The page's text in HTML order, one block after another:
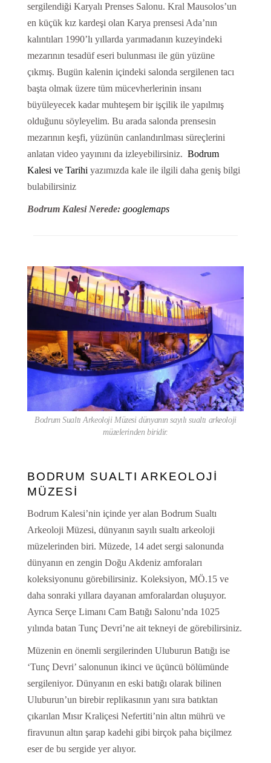
sergilendiği Karyalı Prenses Salonu. Kral Mausolos’un
en küçük kız kardeşi olan Karya prensesi Ada’nın
kalıntıları 1990’lı yıllarda yarımadanın kuzeyindeki
mezarının tesadüf eseri bulunması ile gün yüzüne
çıkmış. Bugün kalenin içindeki salonda sergilenen tacı
başta olmak üzere tüm mücevherlerinin insanı
büyüleyecek kadar muhteşem bir işçilik ile yapılmış
olduğunu söyleyelim. Bu arada salonda prensesin
mezarının keşfi, yüzünün canlandırılması süreçlerini
anlatan video yayınını da izleyebilirsiniz. Bodrum
Kalesi ve Tarihi yazımızda kale ile ilgili daha geniş bilgi
bulabilirsiniz
Bodrum Kalesi Nerede: googlemaps
Bodrum Sualtı Arkeoloji Müzesi dünyanın sayılı sualtı arkeoloji
müzelerinden biridir.
BODRUM SUALTI ARKEOLOJİ
MÜZESİ
Bodrum Kalesi’nin içinde yer alan Bodrum Sualtı
Arkeoloji Müzesi, dünyanın sayılı sualtı arkeoloji
müzelerinden biri. Müzede, 14 adet sergi salonunda
dünyanın en zengin Doğu Akdeniz amforaları
koleksiyonunu görebilirsiniz. Koleksiyon, MÖ.15 ve
daha sonraki yıllara dayanan amforalardan oluşuyor.
Ayrıca Serçe Limanı Cam Batığı Salonu’nda 1025
yılında batan Tunç Devri’ne ait tekneyi de görebilirsiniz.
Müzenin en önemli sergilerinden Uluburun Batığı ise
‘Tunç Devri’ salonunun ikinci ve üçüncü bölümünde
sergileniyor. Dünyanın en eski batığı olarak bilinen
Uluburun’un birebir replikasının yanı sıra batıktan
çıkarılan Mısır Kraliçesi Nefertiti’nin altın mührü ve
firavunun altın şarap kadehi gibi birçok paha biçilmez
eser de bu sergide yer alıyor.